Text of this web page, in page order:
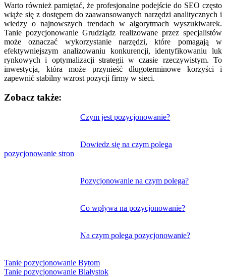
Warto również pamiętać, że profesjonalne podejście do SEO często
wiąże się z dostępem do zaawansowanych narzędzi analitycznych i
wiedzy o najnowszych trendach w algorytmach wyszukiwarek.
Tanie pozycjonowanie Grudziądz realizowane przez specjalistów
może oznaczać wykorzystanie narzędzi, które pomagają w
efektywniejszym analizowaniu konkurencji, identyfikowaniu luk
rynkowych i optymalizacji strategii w czasie rzeczywistym. To
inwestycja, która może przynieść długoterminowe korzyści i
zapewnić stabilny wzrost pozycji firmy w sieci.
Zobacz także:
Czym jest pozycjonowanie?
Dowiedz się na czym polega
pozycjonowanie stron
Pozycjonowanie na czym polega?
Co wpływa na pozycjonowanie?
Na czym polega pozycjonowanie?
Tanie pozycjonowanie Bytom
Tanie pozycjonowanie Białystok